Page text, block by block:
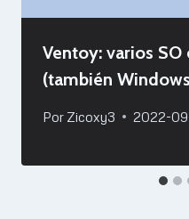
Ventoy: varios
(también
Por Zicoxy3 2022-